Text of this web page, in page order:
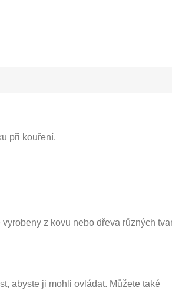
při kouření.
z kovu nebo dřeva různých
abyste ji mohli ovládat. Můžete také